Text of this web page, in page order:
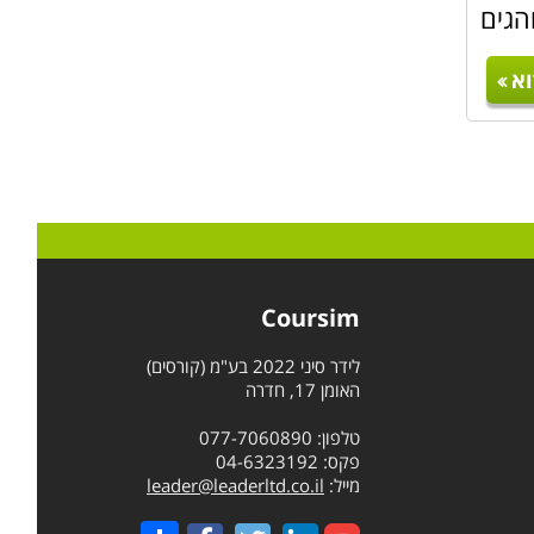
על
בכל
אלו
Coursim
לידר סיני 2022 בע"מ (קורסים)
האומן 17, חדרה
טלפון: 077-7060890
פקס: 04-6323192
מייל: leader@leaderltd.co.il